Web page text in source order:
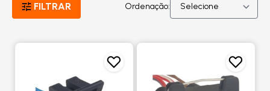
FILTRAR Ordenação: